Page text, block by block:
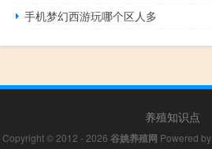
手机梦幻西游玩哪个区人多
养殖知识点
Copyright © 2012 - 2026 谷姚养殖网 Powered by